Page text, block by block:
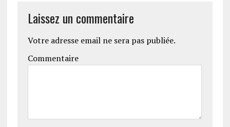
Laissez un commentaire
Votre adresse email ne sera pas publiée.
Commentaire